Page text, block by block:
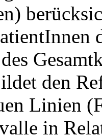
den
Linien
in